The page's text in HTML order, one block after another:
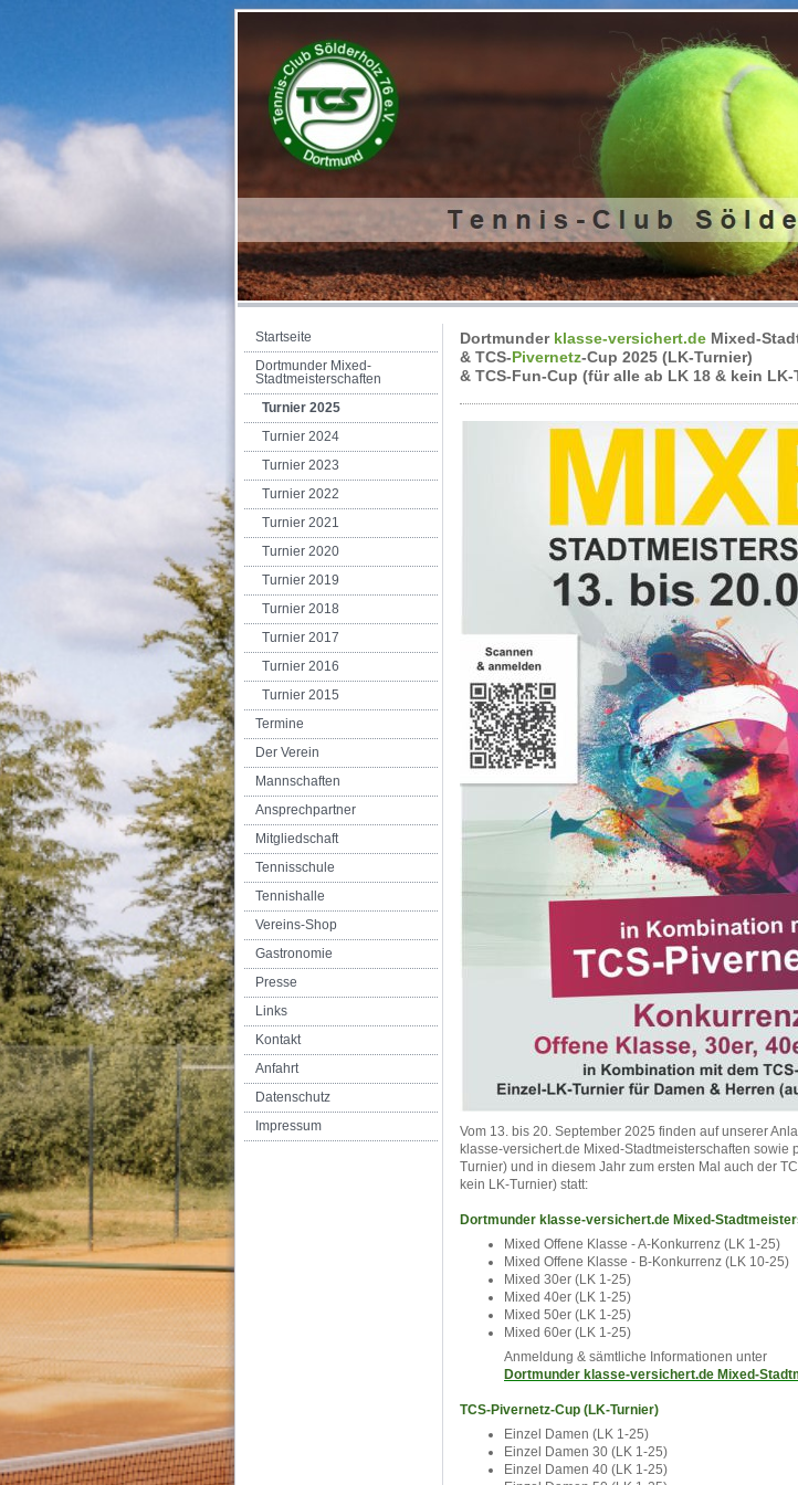
Startseite
Dortmunder Mixed-
Stadtmeisterschaften
Turnier 2025
Turnier 2024
Turnier 2023
Turnier 2022
Turnier 2021
Turnier 2020
Turnier 2019
Turnier 2018
Turnier 2017
Turnier 2016
Turnier 2015
Termine
Der Verein
Mannschaften
Ansprechpartner
Mitgliedschaft
Tennisschule
Tennishalle
Vereins-Shop
Gastronomie
Presse
Links
Kontakt
Anfahrt
Datenschutz
Impressum
Dortmunder klasse-versichert.de Mixed-
& TCS-Pivernetz-Cup 2025 (LK-Turnier)
& TCS-Fun-Cup (für alle ab LK 18 & kein LK-
Vom 13. bis 20. September 2025 finden auf unserer
klasse-versichert.de Mixed-Stadtmeisterschaften sowie
Turnier) und in diesem Jahr zum ersten Mal auch der
kein LK-Turnier) statt:
Dortmunder klasse-versichert.de Mixed-
Mixed Offene Klasse - A-Konkurrenz (LK 1-25)
Mixed Offene Klasse - B-Konkurrenz (LK 10-25)
Mixed 30er (LK 1-25)
Mixed 40er (LK 1-25)
Mixed 50er (LK 1-25)
Mixed 60er (LK 1-25)
Anmeldung & sämtliche Informationen unter
Dortmunder klasse-versichert.de Mixed-
TCS-Pivernetz-Cup (LK-Turnier)
Einzel Damen (LK 1-25)
Einzel Damen 30 (LK 1-25)
Einzel Damen 40 (LK 1-25)